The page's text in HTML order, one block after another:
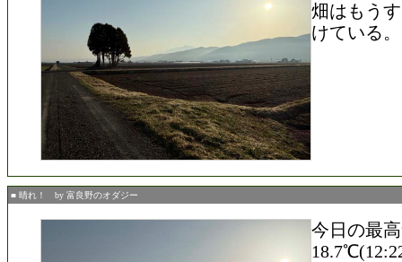
畑はもう
けている。
■ 晴れ！ by 富良野のオダジー
今日の最